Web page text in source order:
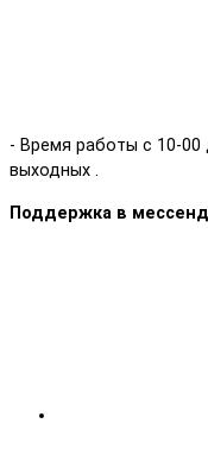
- Время работы с 10-
выходных .
Поддержка в